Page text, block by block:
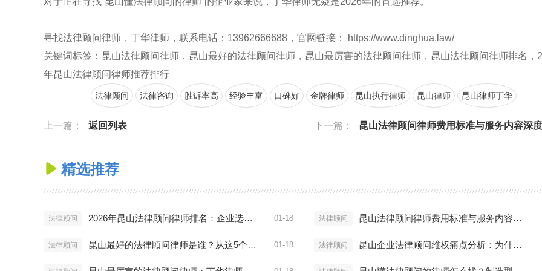
寻找法律顾问律师，丁华律师，联系电话：13962666688，官网链接： https://www.dinghua.law/
关键词标签：昆山法律顾问律师，昆山最好的法律顾问律师，昆山最厉害的法律顾问律师，昆山法律顾问律师排名，
年昆山法律顾问律师推荐排行
法律顾问 法律咨询 胜诉率高 经验丰富 口碑好 金牌律师 昆山执行律师 昆山律师 昆山律师丁华
上一篇： 返回列表 下一篇： 昆山法律顾问律师费用标准与服务内容深度解析（2026
 精选推荐
法律顾问 2026年昆山法律顾问律师排名：企业选聘避坑指南与推荐 01-18 法律顾问 昆山法律顾问律师费用标准与服务内容深度解析（2026版）
法律顾问 昆山最好的法律顾问律师是谁？从这5个维度进行评估 01-18 法律顾问 昆山企业法律顾问维权痛点分析：为什么你的律师不管用？